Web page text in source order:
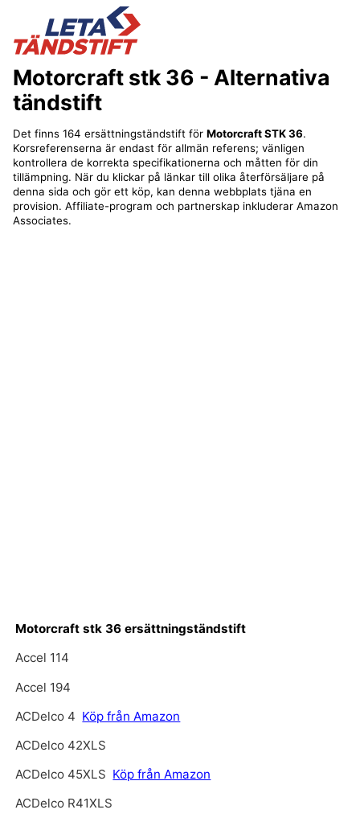
Motorcraft stk 36 - Alternativa
tändstift
Det finns 164 ersättningständstift för Motorcraft STK 36.
Korsreferenserna är endast för allmän referens; vänligen
kontrollera de korrekta specifikationerna och måtten för din
tillämpning. När du klickar på länkar till olika återförsäljare på
denna sida och gör ett köp, kan denna webbplats tjäna en
provision. Affiliate-program och partnerskap inkluderar Amazon
Associates.
Motorcraft stk 36 ersättningständstift
Accel 114
Accel 194
ACDelco 4 Köp från Amazon
ACDelco 42XLS
ACDelco 45XLS Köp från Amazon
ACDelco R41XLS